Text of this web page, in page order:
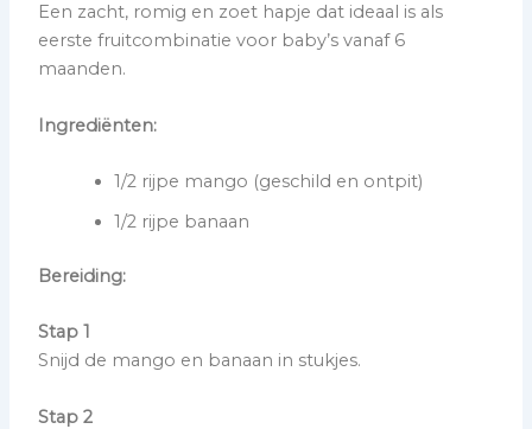
Een zacht, romig en zoet hapje dat ideaal is als
eerste fruitcombinatie voor baby’s vanaf 6
maanden.
Ingrediënten:
1/2 rijpe mango (geschild en ontpit)
1/2 rijpe banaan
Bereiding:
Stap 1
Snijd de mango en banaan in stukjes.
Stap 2